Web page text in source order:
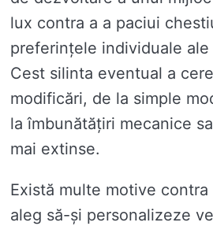
lux contra a a paciui
preferințele individuale
Cest silinta eventual a
modificări, de la simple
la îmbunătățiri mecanice
mai extinse.
Există multe motive
aleg să-și personalizeze